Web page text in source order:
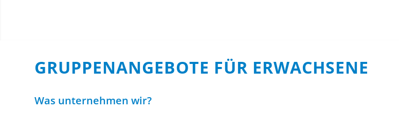
GRUPPENANGEBOTE FÜR ERWACHSENE
Was unternehmen wir?